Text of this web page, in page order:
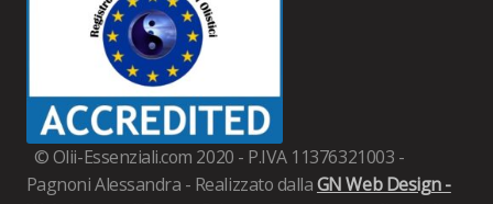
© Olii-Essenziali.com 2020 - P.IVA 11376321003 -
Pagnoni Alessandra - Realizzato dallaGN Web Design -